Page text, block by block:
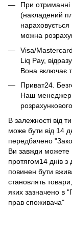
При отриманні
(накладений
нараховується
можна
Visa/
Liq Pay,
Вона включає
Приват24.
Наш менеджер
В залежності від
може бути від 14
передбачено
Ви завжди можете
протягом14 днів
повинен бути
становлять
яких зазначено в
прав споживача"